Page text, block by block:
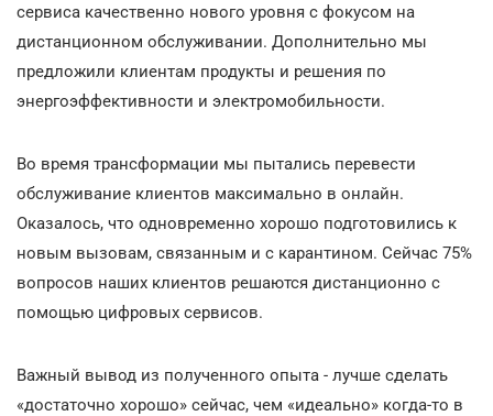
сервиса качественно нового уровня с фокусом на
дистанционном обслуживании. Дополнительно мы
предложили клиентам продукты и решения по
энергоэффективности и электромобильности.
Во время трансформации мы пытались перевести
обслуживание клиентов максимально в онлайн.
Оказалось, что одновременно хорошо подготовились к
новым вызовам, связанным и с карантином. Сейчас 75%
вопросов наших клиентов решаются дистанционно с
помощью цифровых сервисов.
Важный вывод из полученного опыта - лучше сделать
«достаточно хорошо» сейчас, чем «идеально» когда-то в